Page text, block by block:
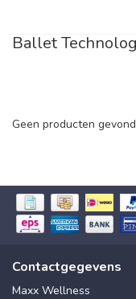
Ballet
Geen producten
Contactgegevens
Maxx Wellness